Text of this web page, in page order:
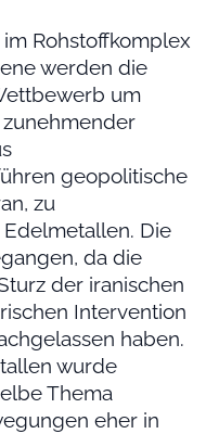
Rohstoffkomplex
werden die
um
geopolitische
zu
Die
da die
der iranischen
Intervention
haben.
wurde
Thema
eher in